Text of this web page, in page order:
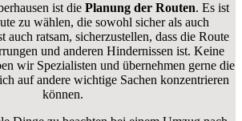
ist die Planung der Routen. Es ist
zu wählen, die sowohl sicher als auch
auch ratsam, sicherzustellen, dass die Route
und anderen Hindernissen ist. Keine
wir Spezialisten und übernehmen gerne die
auf andere wichtige Sachen konzentrieren
können.